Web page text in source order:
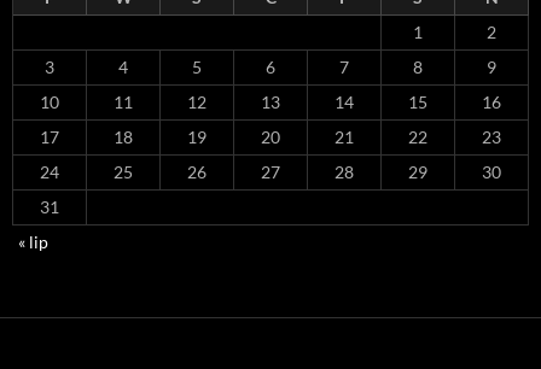
1
2
3
4 5 6 7 8
9
10
11 12 13 14 15
16
17
18 19 20 21 22
23
24
25 26 27 28 29
30
31
« lip